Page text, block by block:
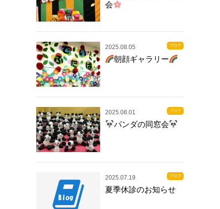
会
2025.08.05 ブログ
朝顔ギャラリー
2025.08.01 ブログ
パンダの同窓会
2025.07.19 ブログ
夏季休診のお知らせ